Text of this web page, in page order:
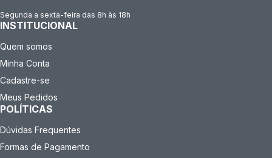
Segunda a sexta-feira das 8h às 18h
INSTITUCIONAL
Quem somos
Minha Conta
Cadastre-se
Meus Pedidos
POLÍTICAS
Dúvidas Frequentes
Formas de Pagamento